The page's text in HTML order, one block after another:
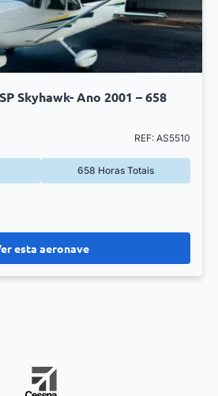
Skyhawk- Ano 2001 – 658
REF: AS5510
658 Horas Totais
esta aeronave